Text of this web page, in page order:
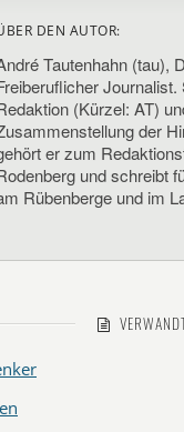
DEN AUTOR:
Tautenhahn (tau),
(Kürzel: AT)
der
er zum
und schreibt
Rübenberge und im